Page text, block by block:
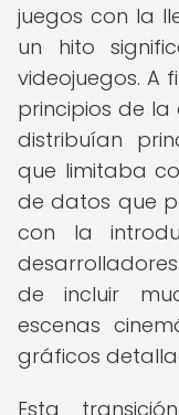
juegos con la
un hito
videojuegos. A
principios de la
distribuían
que limitaba
de datos que
con la
de incluir
escenas
gráficos
Esta